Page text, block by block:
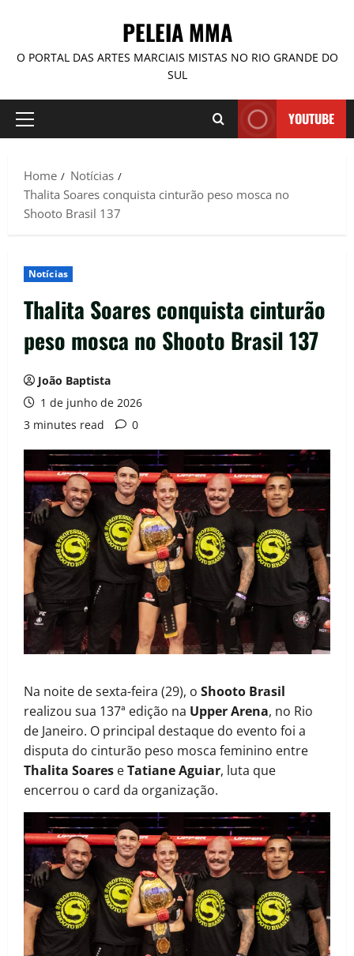
PELEIA MMA
O PORTAL DAS ARTES MARCIAIS MISTAS NO RIO GRANDE DO
SUL
YOUTUBE
Home
Notícias
Thalita Soares conquista cinturão peso mosca no
Shooto Brasil 137
Notícias
Thalita Soares conquista cinturão
peso mosca no Shooto Brasil 137
João Baptista
1 de junho de 2026
3 minutes read
0
Na noite de sexta-feira (29), o Shooto Brasil
realizou sua 137ª edição na Upper Arena, no Rio
de Janeiro. O principal destaque do evento foi a
disputa do cinturão peso mosca feminino entre
Thalita Soares eTatiane Aguiar, luta que
encerrou o card da organização.